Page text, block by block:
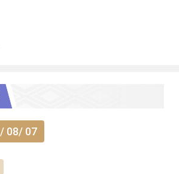
08/ 07